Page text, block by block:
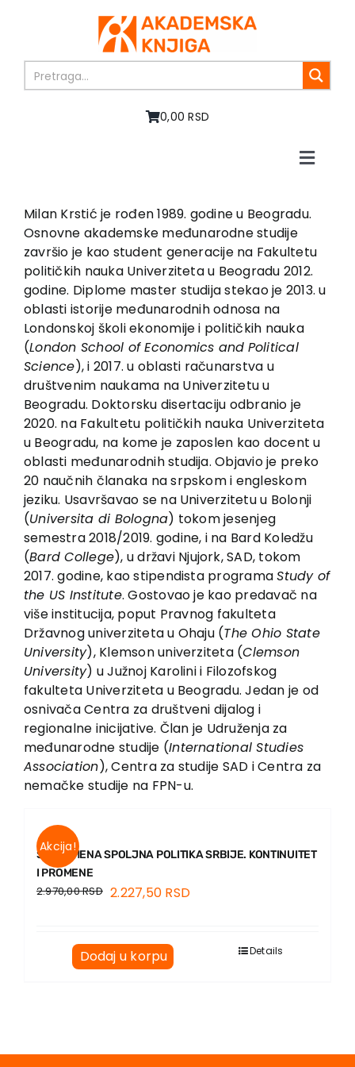
0,00 RSD
Toggle
O nama
Knjige
U pripremi
Akcija
Autori
Vesti
EU PROJEKTI
Kontakt
Milan Krstić je rođen 1989. godine u Beogradu.
Osnovne akademske međunarodne studije
završio je kao student generacije na Fakultetu
političkih nauka Univerziteta u Beogradu 2012.
godine. Diplome master studija stekao je 2013. u
oblasti istorije međunarodnih odnosa na
Londonskoj školi ekonomije i političkih nauka
(London School of Economics and Political
Science), i 2017. u oblasti računarstva u
društvenim naukama na Univerzitetu u
Beogradu. Doktorsku disertaciju odbranio je
2020. na Fakultetu političkih nauka Univerziteta
u Beogradu, na kome je zaposlen kao docent u
oblasti međunarodnih studija. Objavio je preko
20 naučnih članaka na srpskom i engleskom
jeziku. Usavršavao se na Univerzitetu u Bolonji
(Universita di Bologna) tokom jesenjeg
semestra 2018/2019. godine, i na Bard Koledžu
(Bard College), u državi Njujork, SAD, tokom
2017. godine, kao stipendista programaStudy of
the US Institute. Gostovao je kao predavač na
više institucija, poput Pravnog fakulteta
Državnog univerziteta u Ohaju (The Ohio State
University), Klemson univerziteta (Clemson
University) u Južnoj Karolini i Filozofskog
fakulteta Univerziteta u Beogradu. Jedan je od
osnivača Centra za društveni dijalog i
regionalne inicijative. Član je Udruženja za
međunarodne studije (International Studies
Association), Centra za studije SAD i Centra za
nemačke studije na FPN-u.
Akcija!
SAVREMENA SPOLJNA POLITIKA SRBIJE. KONTINUITET
I PROMENE
2.970,00RSD 2.227,50 RSD
Dodaj u korpu Details